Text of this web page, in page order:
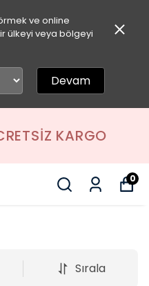
ve online
ülkeyi veya bölgeyi
Devam
KARGO
0
Sırala